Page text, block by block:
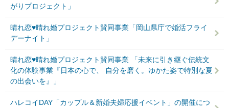
がりプロジェクト」
晴れ恋♥晴れ婚プロジェクト賛同事業「岡山県庁で婚活フライ
デーナイト」
晴れ恋♥晴れ婚プロジェクト賛同事業 「未来に引き継ぐ伝統文
化の体験事業『日本の心で、 自分を磨く。ゆかた姿で特別な夏
の出会いを』」
ハレコイDAY「カップル＆新婚夫婦応援イベント」の開催につ